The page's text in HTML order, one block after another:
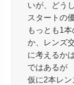
いが、どう
スタートの
もっとも1
か、レンズ
に考えるか
ではあるが
仮に2本レ